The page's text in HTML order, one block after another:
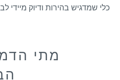
כלי שמדגיש בהירות ודיוק מיידי
מתי